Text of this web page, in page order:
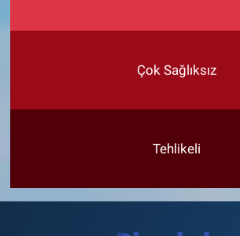
Çok Sağlıksız
Tehlikeli